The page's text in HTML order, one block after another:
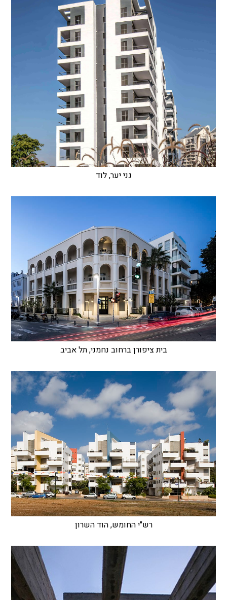
גני יער, לוד
בית ציפורן ברחוב נחמני, תל אביב
רש"י החומש, הוד השרון